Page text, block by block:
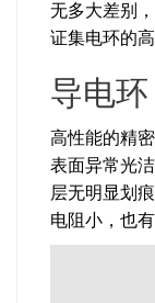
无多大差别
证集电环的高
导电环
高性能的精
表面异常光
层无明显划
电阻小，也